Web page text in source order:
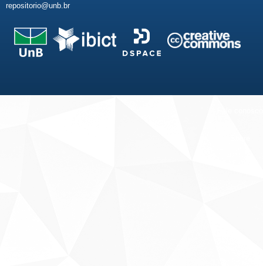
repositorio@unb.br